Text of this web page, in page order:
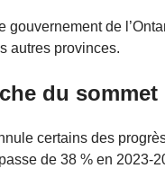
gouvernement de
autres provinces.
du
certains des
de 38 % en 2023-